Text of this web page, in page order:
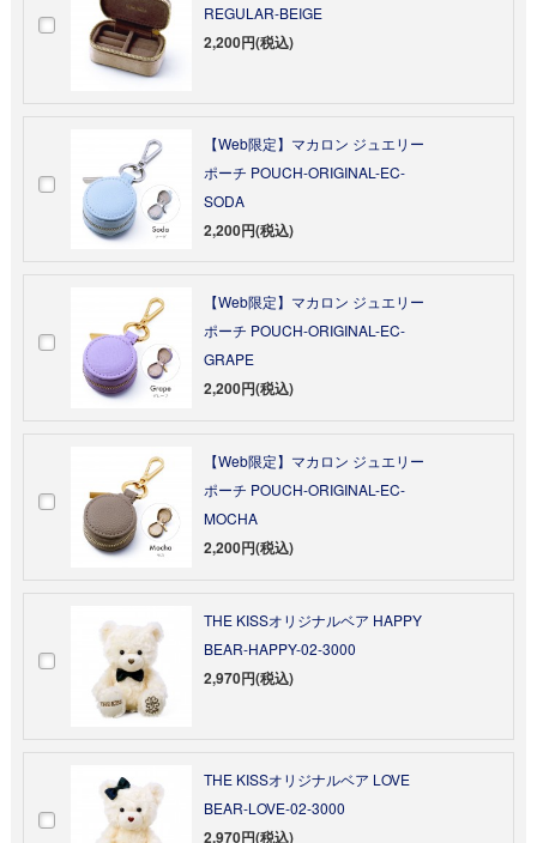
REGULAR-BEIGE
2,200円(税込)
【Web限定】マカロン ジュエリー
ポーチ POUCH-ORIGINAL-EC-
SODA
2,200円(税込)
【Web限定】マカロン ジュエリー
ポーチ POUCH-ORIGINAL-EC-
GRAPE
2,200円(税込)
【Web限定】マカロン ジュエリー
ポーチ POUCH-ORIGINAL-EC-
MOCHA
2,200円(税込)
THE KISSオリジナルベア HAPPY
BEAR-HAPPY-02-3000
2,970円(税込)
THE KISSオリジナルベア LOVE
BEAR-LOVE-02-3000
2,970円(税込)